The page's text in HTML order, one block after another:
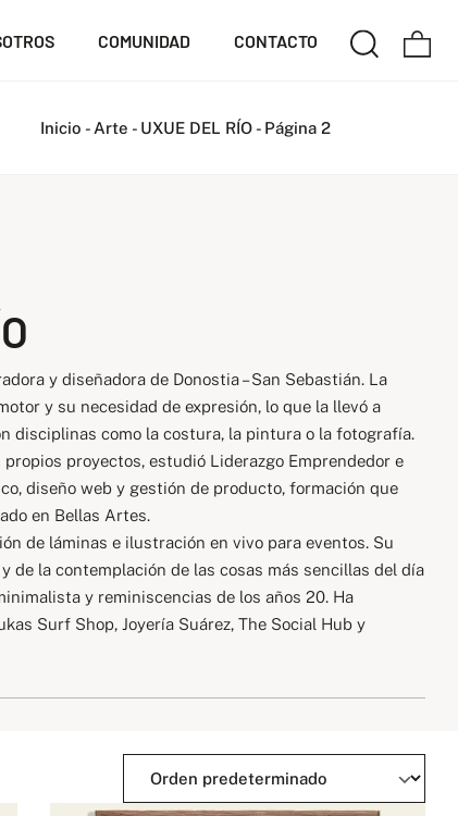
COMUNIDAD CONTACTO
Inicio - Arte - UXUE DEL RÍO - Página 2
y diseñadora de Donostia – San Sebastián. La
y su necesidad de expresión, lo que la llevó a
disciplinas como la costura, la pintura o la fotografía.
proyectos, estudió Liderazgo Emprendedor e
diseño web y gestión de producto, formación que
en Bellas Artes.
de láminas e ilustración en vivo para eventos. Su
de la contemplación de las cosas más sencillas del día
y reminiscencias de los años 20. Ha
Surf Shop, Joyería Suárez, The Social Hub y